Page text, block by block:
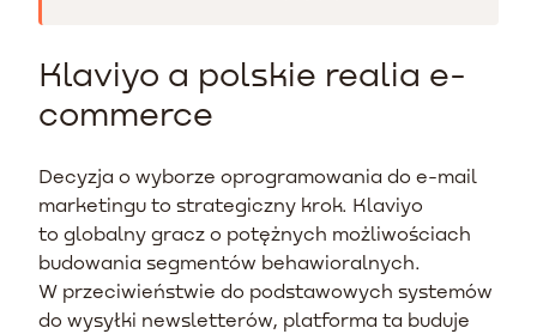
Klaviyo a polskie realia e-
commerce
Decyzja o wyborze oprogramowania do e-mail
marketingu to strategiczny krok. Klaviyo
to globalny gracz o potężnych możliwościach
budowania segmentów behawioralnych.
W przeciwieństwie do podstawowych systemów
do wysyłki newsletterów, platforma ta buduje